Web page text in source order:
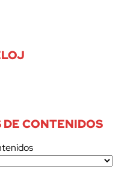
DE CONTENIDOS